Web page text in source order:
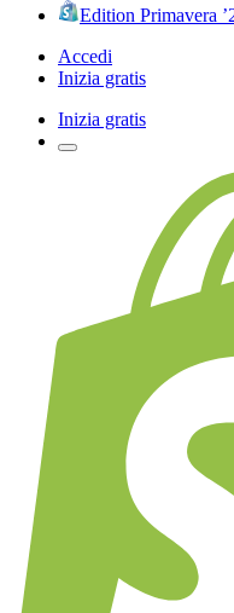
Edition Primavera
Accedi
Inizia gratis
Inizia gratis